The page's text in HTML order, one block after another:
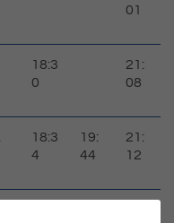
01
18:3
0
21:
08
18:3
4
19:
44
21:
12